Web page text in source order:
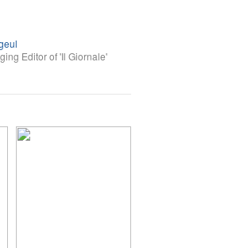
Editor of 'Il Giornale'